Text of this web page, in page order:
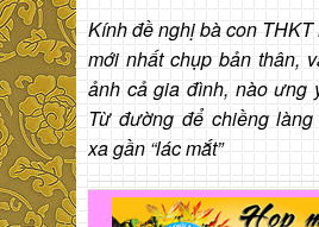
Kính đề nghị bà con
mới nhất chụp bản thân,
ảnh cả gia đình, nào ưng
Từ đường để chiềng
xa gần “lác mắt”